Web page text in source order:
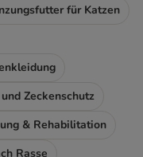
für Katzen
Zeckenschutz
& Rehabilitation
Rasse